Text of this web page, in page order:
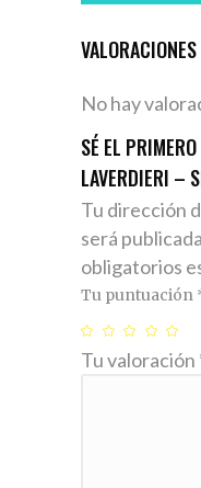
VALORACIONES
No hay
SÉ EL
LAVERDIERI –
Tu dirección
será
obligatorios
Tu puntuación
Tu valoración